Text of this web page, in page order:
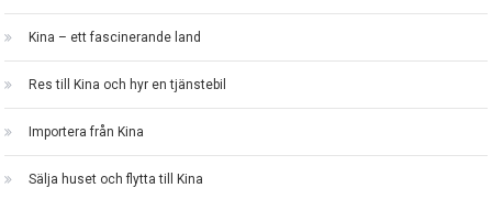
Kina – ett fascinerande land
Res till Kina och hyr en tjänstebil
Importera från Kina
Sälja huset och flytta till Kina